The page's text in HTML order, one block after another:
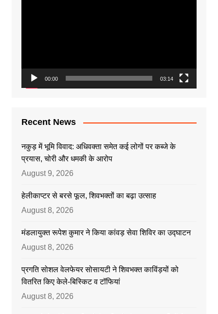
00:00 03:14
Recent News
नकुड़ में भूमि विवाद: अधिवक्ता समेत कई लोगों पर कब्जे के
प्रयास, चोरी और धमकी के आरोप
August 9, 2026
हेलीकाप्टर से बरसे फूल, शिवभक्तों का बढ़ा उत्साह
August 8, 2026
मंडलायुक्त रूपेश कुमार ने किया कांवड़ सेवा शिविर का उद्घाटन
August 8, 2026
प्रगति सोशल वेलफेयर सोसायटी ने शिवभक्त काविंड़यों को
वितरित किए केले-बिस्किट व टॉफियां
August 8, 2026